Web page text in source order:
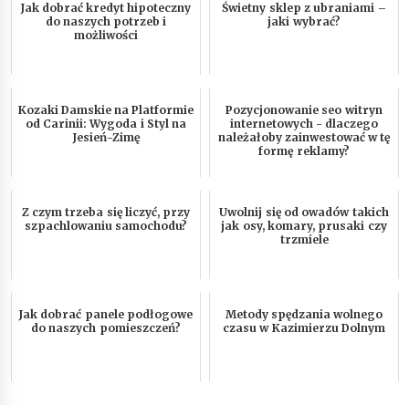
Jak dobrać kredyt hipoteczny
do naszych potrzeb i
możliwości
Świetny sklep z ubraniami –
jaki wybrać?
Kozaki Damskie na Platformie
od Carinii: Wygoda i Styl na
Jesień-Zimę
Pozycjonowanie seo witryn
internetowych - dlaczego
należałoby zainwestować w tę
formę reklamy?
Z czym trzeba się liczyć, przy
szpachlowaniu samochodu?
Uwolnij się od owadów takich
jak osy, komary, prusaki czy
trzmiele
Jak dobrać panele podłogowe
do naszych pomieszczeń?
Metody spędzania wolnego
czasu w Kazimierzu Dolnym